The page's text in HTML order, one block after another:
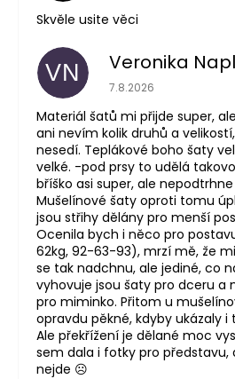
Skvěle usite věci
VN Veronika
Hodnocení obchodu
7.8.2026
Materiál šatů mi přijde super,
ani nevím kolik druhů a
nesedí. Teplákové boho šaty
velké. -pod prsy to udělá
bříško asi super, ale
Mušelínové šaty oproti tomu
jsou střihy dělány pro menší
Ocenila bych i něco pro
62kg, 92-63-93), mrzí mě, že
se tak nadchnu, ale jediné, co
vyhovuje jsou šaty pro dceru a
pro miminko. Přitom u
opravdu pěkné, kdyby ukázaly i
Ale překřížení je dělané moc
sem dala i fotky pro představu,
nejde ☹️